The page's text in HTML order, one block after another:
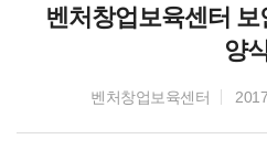
벤처창업보육센터
양
벤처창업보육센터